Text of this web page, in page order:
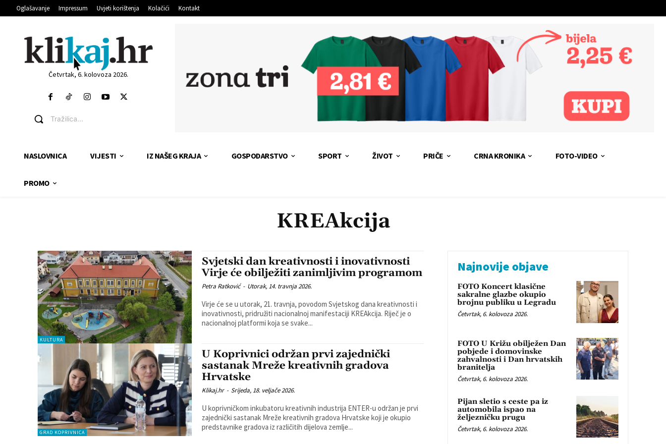
Oglašavanje Impressum Uvjeti korištenja Kolačići Kontakt
Četvrtak, 6. kolovoza 2026.
Tražilica...
NASLOVNICA VIJESTI IZ NAŠEG KRAJA GOSPODARSTVO SPORT ŽIVOT PRIČE CRNA KRONIKA FOTO-VIDEO
PROMO
KREAkcija
KULTURA
Svjetski dan kreativnosti i inovativnosti
Virje će obilježiti zanimljivim programom
Petra Ratković - Utorak, 14. travnja 2026.
Virje će se u utorak, 21. travnja, povodom Svjetskog dana kreativnosti i
inovativnosti, pridružiti nacionalnoj manifestaciji KREAkcija. Riječ je o
nacionalnoj platformi koja se svake...
GRAD KOPRIVNICA
U Koprivnici održan prvi zajednički
sastanak Mreže kreativnih gradova
Hrvatske
Klikaj.hr - Srijeda, 18. veljače 2026.
U koprivničkom inkubatoru kreativnih industrija ENTER-u održan je prvi
zajednički sastanak Mreže kreativnih gradova Hrvatske koji je okupio
predstavnike gradova iz različitih dijelova zemlje...
Najnovije objave
FOTO Koncert klasične
sakralne glazbe okupio
brojnu publiku u Legradu
Četvrtak, 6. kolovoza 2026.
FOTO U Križu obilježen Dan
pobjede i domovinske
zahvalnosti i Dan hrvatskih
branitelja
Četvrtak, 6. kolovoza 2026.
Pijan sletio s ceste pa iz
automobila ispao na
željezničku prugu
Četvrtak, 6. kolovoza 2026.